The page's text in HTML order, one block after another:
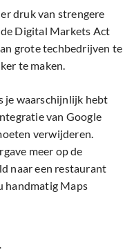
druk van strengere
Digital Markets Act
grote techbedrijven te
te maken.
je waarschijnlijk hebt
van Google
verwijderen.
meer op de
naar een restaurant
handmatig Maps